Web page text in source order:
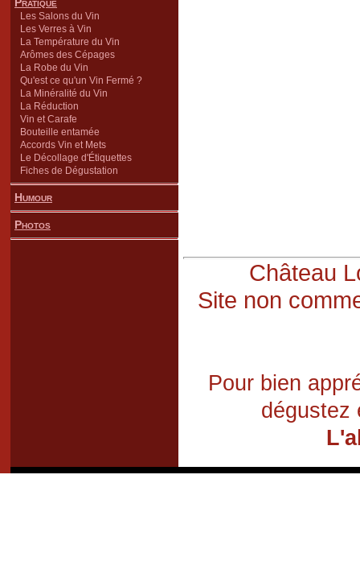
Les Salons du Vin
Les Verres à Vin
La Température du Vin
Arômes des Cépages
La Robe du Vin
Qu'est ce qu'un Vin Fermé ?
La Minéralité du Vin
La Réduction
Vin et Carafe
Bouteille entamée
Accords Vin et Mets
Le Décollage d'Étiquettes
Fiches de Dégustation
Humour
Photos
Château
Site non
Pour bien
dégustez